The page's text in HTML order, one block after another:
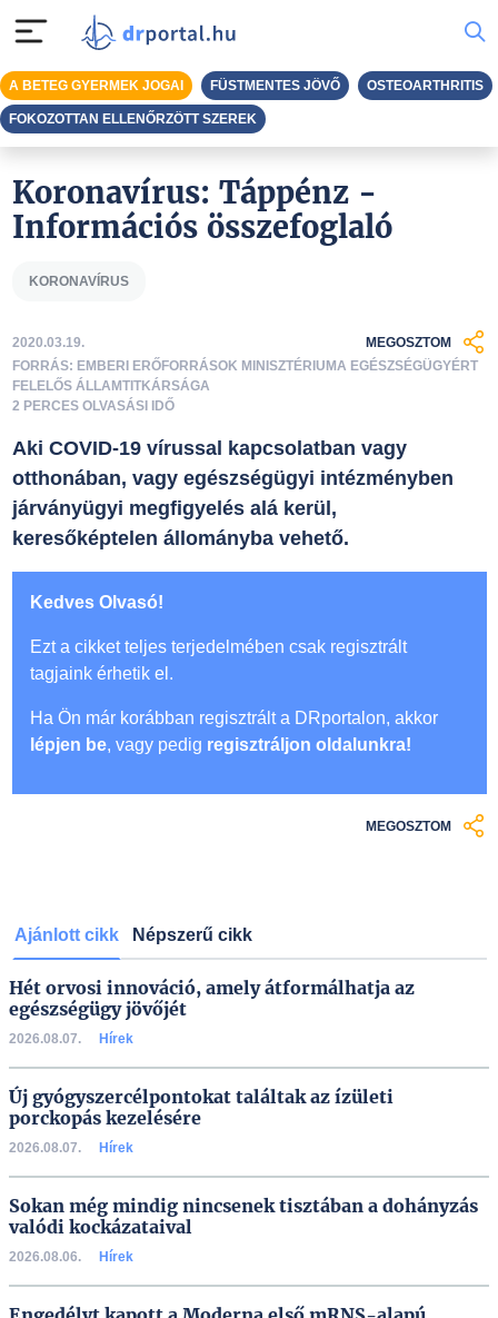
Koronavírus: Táppénz -
Információs összefoglaló
KORONAVÍRUS
2020.03.19.
FORRÁS: EMBERI ERŐFORRÁSOK MINISZTÉRIUMA EGÉSZSÉGÜGYÉRT
FELELŐS ÁLLAMTITKÁRSÁGA
2 PERCES OLVASÁSI IDŐ
MEGOSZTOM
Aki COVID-19 vírussal kapcsolatban vagy
otthonában, vagy egészségügyi intézményben
járványügyi megfigyelés alá kerül,
keresőképtelen állományba vehető.
Kedves Olvasó!
Ezt a cikket teljes terjedelmében csak regisztrált
tagjaink érhetik el.
Ha Ön már korábban regisztrált a DRportalon, akkor
lépjen be, vagy pedig regisztráljon oldalunkra!
MEGOSZTOM
Ajánlott cikk Népszerű cikk
Hét orvosi innováció, amely átformálhatja az
egészségügy jövőjét
2026.08.07. Hírek
Új gyógyszercélpontokat találtak az ízületi
porckopás kezelésére
2026.08.07. Hírek
Sokan még mindig nincsenek tisztában a dohányzás
valódi kockázataival
2026.08.06. Hírek
A BETEG GYERMEK JOGAI FÜSTMENTES JÖVŐ OSTEOARTHRITIS
FOKOZOTTAN ELLENŐRZÖTT SZEREK